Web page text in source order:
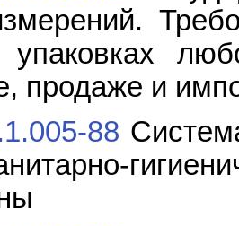
продаже и
88